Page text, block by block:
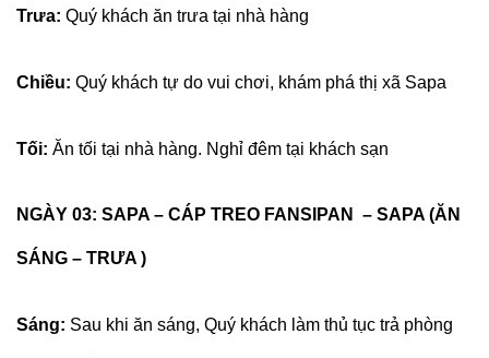
Trưa: Quý khách ăn trưa tại nhà hàng
Chiều: Quý khách tự do vui chơi, khám phá thị xã Sapa
Tối: Ăn tối tại nhà hàng. Nghỉ đêm tại khách sạn
NGÀY 03: SAPA – CÁP TREO FANSIPAN – SAPA (ĂN
SÁNG – TRƯA )
Sáng: Sau khi ăn sáng, Quý khách làm thủ tục trả phòng